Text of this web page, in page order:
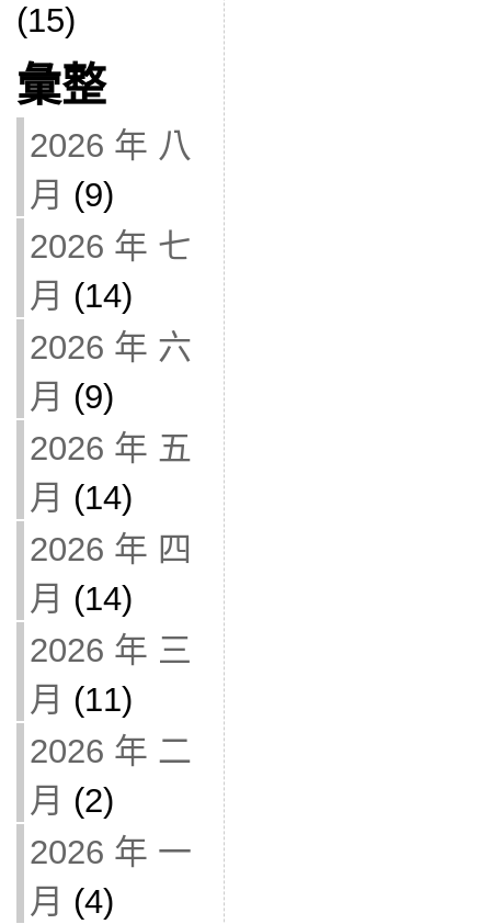
(15)
彙整
2026 年 八
月 (9)
2026 年 七
月 (14)
2026 年 六
月 (9)
2026 年 五
月 (14)
2026 年 四
月 (14)
2026 年 三
月 (11)
2026 年 二
月 (2)
2026 年 一
月 (4)